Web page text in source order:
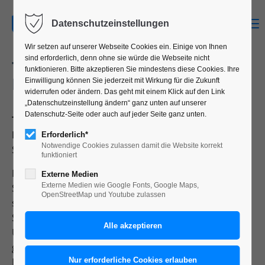
TYPOGRAFISCHE
PLAKATGESTALTUNG
Typografie Grundlagen, zweites Semester,
Kommunikationsdesign:
Semesterprojekt von Felix Hassemer
Im Rahmen einer Aufgabenstellung für das zweite
Semester im Studiengang Kommuni­kationsdesign
sollten sich die Studierenden mit der
Schriftklassifikation nach DIN beschäftigen. Die
Umsetzung dieses Themas sollte weitgehend frei
gestaltet werden.
Im Falle der Umsetzung von Felix Hassemer entstand
Datenschutzeinstellungen
Wir setzen auf unserer Webseite Cookies ein. Einige von Ihnen
sind erforderlich, denn ohne sie würde die Webseite nicht
funktionieren. Bitte akzeptieren Sie mindestens diese Cookies. Ihre
Einwilligung können Sie jederzeit mit Wirkung für die Zukunft
widerrufen oder ändern. Das geht mit einem Klick auf den Link
„Datenschutzeinstellung ändern“ ganz unten auf unserer
Datenschutz-Seite oder auch auf jeder Seite ganz unten.
Erforderlich*
Notwendige Cookies zulassen damit die Website korrekt
funktioniert
Externe Medien
Externe Medien wie Google Fonts, Google Maps,
OpenStreetMap und Youtube zulassen